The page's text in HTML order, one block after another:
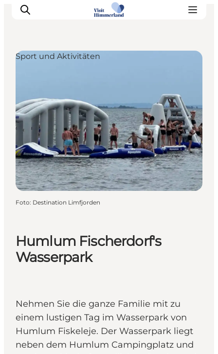
Natur
Städte und Orte
Das passiert
Reiseplanung
Praktische Informationen
Humlum Fischerdorf's
Wasserpark
Nehmen Sie die ganze Familie mit zu
einem lustigen Tag im Wasserpark von
Humlum Fiskeleje. Der Wasserpark liegt
neben dem Humlum Campingplatz und
Sport und Aktivitäten
Foto: Destination Limfjorden